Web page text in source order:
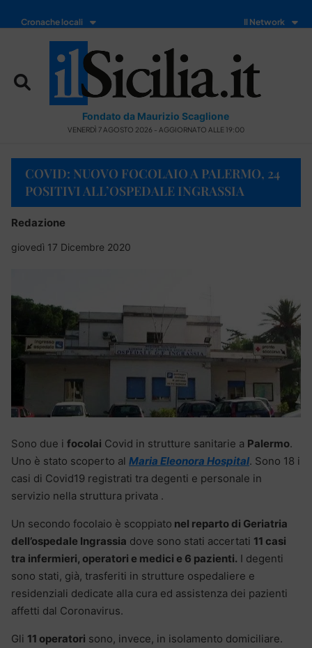
Cronache locali Il Network
Fondato da Maurizio Scaglione
VENERDÌ 7 AGOSTO 2026 - AGGIORNATO ALLE 19:00
COVID: NUOVO FOCOLAIO A PALERMO, 24
POSITIVI ALL’OSPEDALE INGRASSIA
Redazione
giovedì 17 Dicembre 2020
Sono due i focolai Covid in strutture sanitarie a Palermo.
Uno è stato scoperto al Maria Eleonora Hospital. Sono 18 i
casi di Covid19 registrati tra degenti e personale in
servizio nella struttura privata .
Un secondo focolaio è scoppiato nel reparto di Geriatria
dell’ospedale Ingrassia dove sono stati accertati 11 casi
tra infermieri, operatori e medici e 6 pazienti. I degenti
sono stati, già, trasferiti in strutture ospedaliere e
residenziali dedicate alla cura ed assistenza dei pazienti
affetti dal Coronavirus.
Gli 11 operatori sono, invece, in isolamento domiciliare.